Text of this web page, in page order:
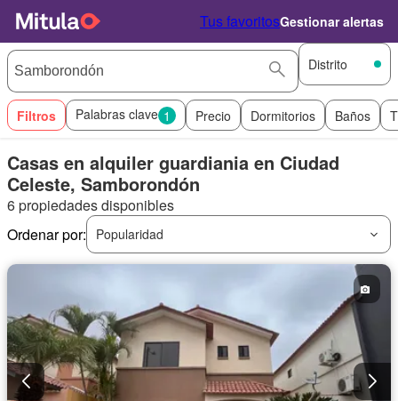
Tus favoritosGestionar alertas
Distrito
Filtros Palabras clave 1 Precio Dormitorios Baños
Casas en alquiler guardiania en Ciudad
Celeste, Samborondón
6 propiedades disponibles
Ordenar por:
Popularidad